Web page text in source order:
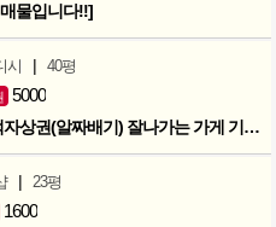
물입니다!!]
시 | 40평
5000
### 부천 역세권 &먹자상권(알짜배기) 잘나가는 가게 기회입니다 ###
| 23평
1600